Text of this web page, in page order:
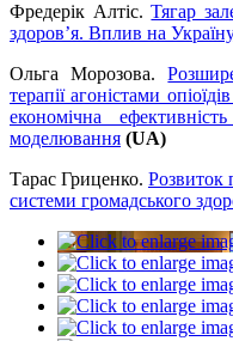
Фредерік Алтіс.Тягар
здоров’я. Вплив на
Ольга Морозова.
терапії агоністами
економічна
моделювання (UA)
Тарас Гриценко. Розвиток
системи громадського